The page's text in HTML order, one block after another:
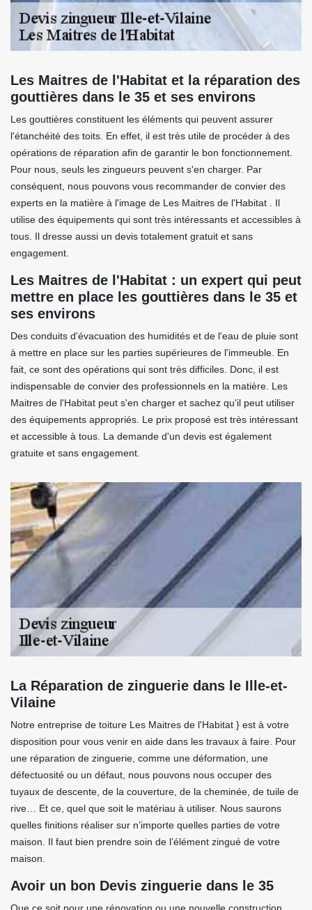
Les Maitres de l'Habitat et la réparation des
gouttières dans le 35 et ses environs
Les gouttières constituent les éléments qui peuvent assurer
l'étanchéité des toits. En effet, il est très utile de procéder à des
opérations de réparation afin de garantir le bon fonctionnement.
Pour nous, seuls les zingueurs peuvent s'en charger. Par
conséquent, nous pouvons vous recommander de convier des
experts en la matière à l'image de Les Maitres de l'Habitat . Il
utilise des équipements qui sont très intéressants et accessibles à
tous. Il dresse aussi un devis totalement gratuit et sans
engagement.
Les Maitres de l'Habitat : un expert qui peut
mettre en place les gouttières dans le 35 et
ses environs
Des conduits d'évacuation des humidités et de l'eau de pluie sont
à mettre en place sur les parties supérieures de l'immeuble. En
fait, ce sont des opérations qui sont très difficiles. Donc, il est
indispensable de convier des professionnels en la matière. Les
Maitres de l'Habitat peut s'en charger et sachez qu'il peut utiliser
des équipements appropriés. Le prix proposé est très intéressant
et accessible à tous. La demande d'un devis est également
gratuite et sans engagement.
La Réparation de zinguerie dans le Ille-et-
Vilaine
Notre entreprise de toiture Les Maitres de l'Habitat } est à votre
disposition pour vous venir en aide dans les travaux à faire. Pour
une réparation de zinguerie, comme une déformation, une
défectuosité ou un défaut, nous pouvons nous occuper des
tuyaux de descente, de la couverture, de la cheminée, de tuile de
rive… Et ce, quel que soit le matériau à utiliser. Nous saurons
quelles finitions réaliser sur n’importe quelles parties de votre
maison. Il faut bien prendre soin de l’élément zingué de votre
maison.
Avoir un bon Devis zinguerie dans le 35